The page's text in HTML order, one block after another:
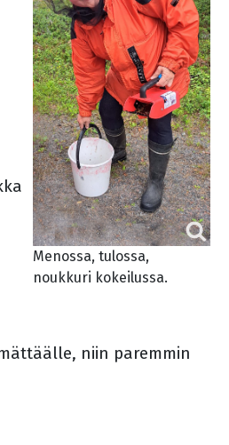
Menossa, tulossa,
noukkuri kokeilussa.
niin paremmin